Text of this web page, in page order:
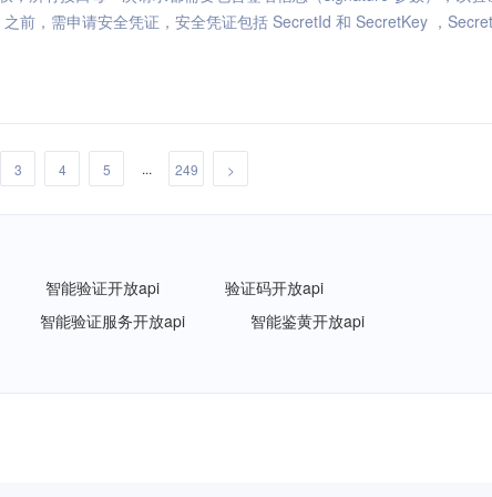
之前，需申请安全凭证，安全凭证包括 SecretId 和 SecretKey ，
3 4 5 ... 249 >
智能验证开放api
验证码开放api
智能验证服务开放api
智能鉴黄开放api